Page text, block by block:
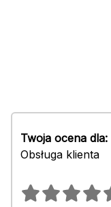
Twoja ocena dla:
Obsługa klienta